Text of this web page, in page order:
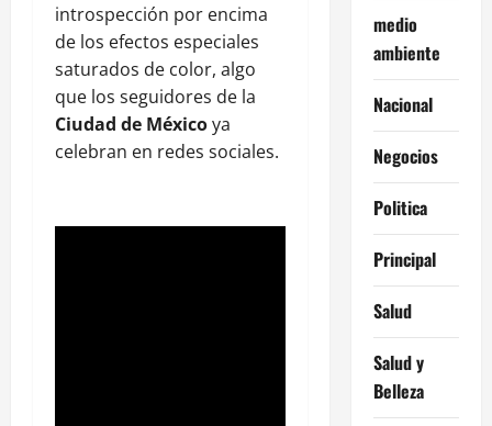
introspección por encima
de los efectos especiales
saturados de color, algo
que los seguidores de la
Ciudad de Méxicoya
celebran en redes sociales.
medio
ambiente
Nacional
Negocios
Politica
Principal
Salud
Salud y
Belleza